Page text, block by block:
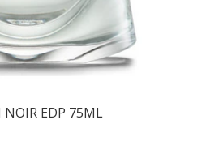
NOIR EDP 75ML